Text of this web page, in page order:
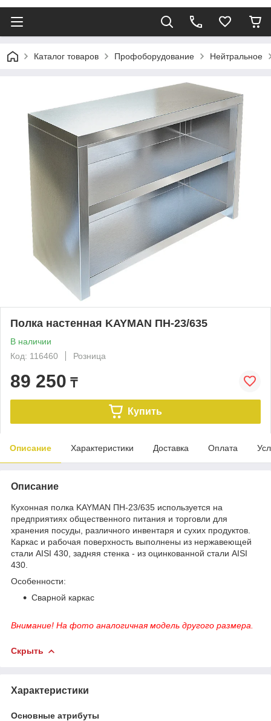
Каталог товаров Профоборудование Нейтральное
Полка настенная KAYMAN ПН-23/635
В наличии
Код: 116460
Розница
89 250 ₸
Купить
Описание Характеристики Доставка Оплата
Описание
Кухонная полка KAYMAN ПН-23/635 используется на
предприятиях общественного питания и торговли для
хранения посуды, различного инвентаря и сухих продуктов.
Каркас и рабочая поверхность выполнены из нержавеющей
стали AISI 430, задняя стенка - из оцинкованной стали AISI
430.
Особенности:
Сварной каркас
Внимание! На фото аналогичная модель другого размера.
Скрыть
Характеристики
Основные атрибуты